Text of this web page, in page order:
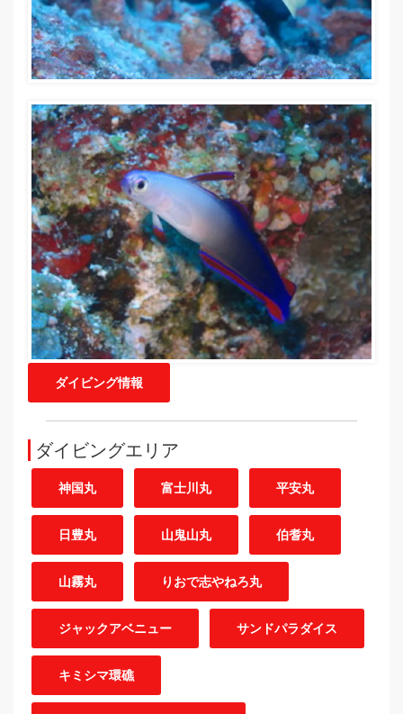
ダイビング情報
ダイビングエリア
神国丸 富士川丸 平安丸
日豊丸 山鬼山丸 伯耆丸
山霧丸 りおで志やねろ丸
ジャックアベニュー サンドパラダイス
キミシマ環礁